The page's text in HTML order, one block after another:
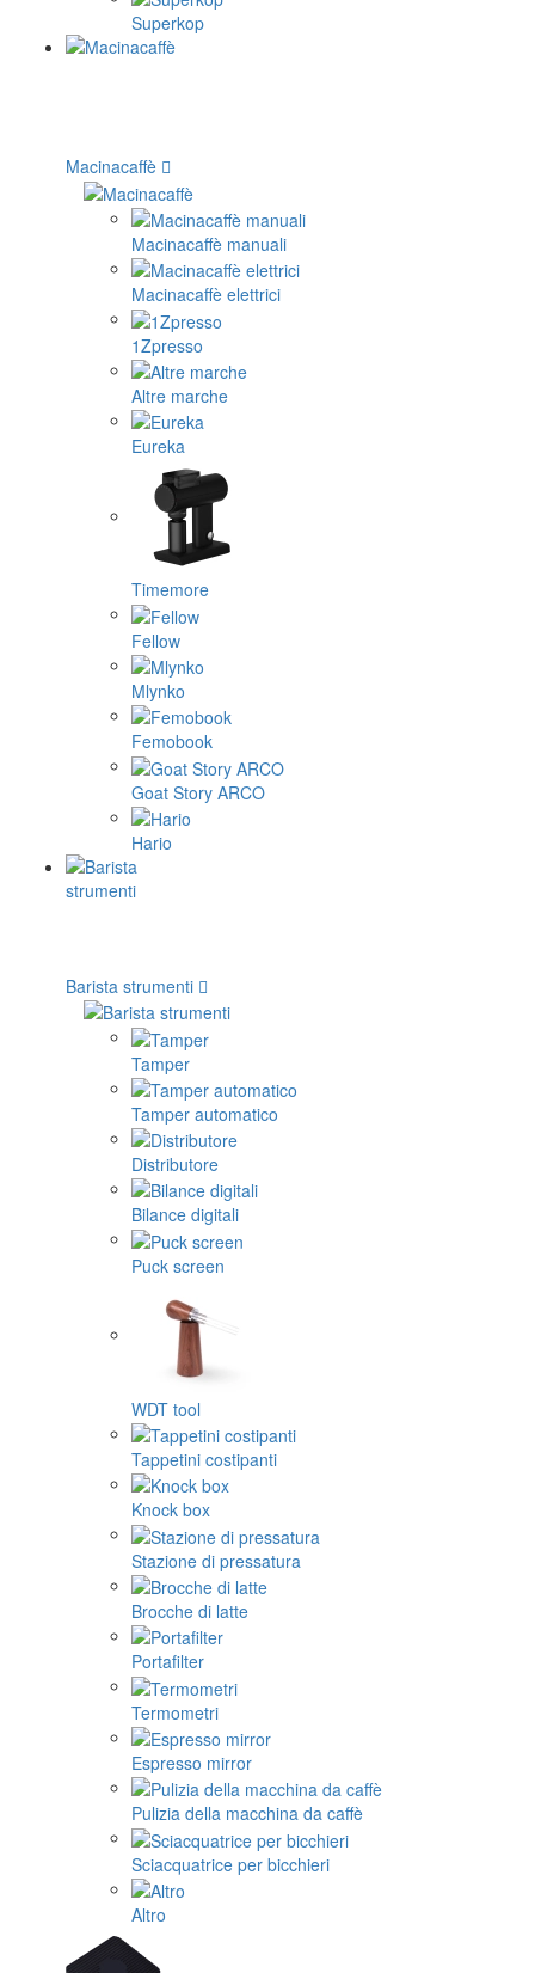
Superkop
Macinacaffè
Macinacaffè manuali
Macinacaffè elettrici
1Zpresso
Altre marche
Eureka
Timemore
Fellow
Mlynko
Femobook
Goat Story ARCO
Hario
Barista strumenti
Tamper
Tamper automatico
Distributore
Bilance digitali
Puck screen
WDT tool
Tappetini costipanti
Knock box
Stazione di pressatura
Brocche di latte
Portafilter
Termometri
Espresso mirror
Pulizia della macchina da caffè
Sciacquatrice per bicchieri
Altro